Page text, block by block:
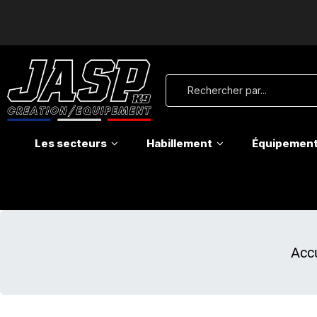
Les secteurs Habillement